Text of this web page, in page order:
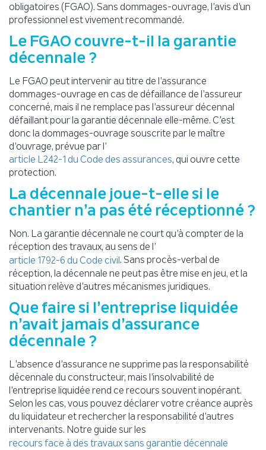
obligatoires (FGAO). Sans dommages-ouvrage, l’avis d’un
professionnel est vivement recommandé.
Le FGAO couvre-t-il la garantie
décennale ?
Le FGAO peut intervenir au titre de l’assurance
dommages-ouvrage en cas de défaillance de l’assureur
concerné, mais il ne remplace pas l’assureur décennal
défaillant pour la garantie décennale elle-même. C’est
donc la dommages-ouvrage souscrite par le maître
d’ouvrage, prévue par l’
article L242-1 du Code des assurances, qui ouvre cette
protection.
La décennale joue-t-elle si le
chantier n’a pas été réceptionné ?
Non. La garantie décennale ne court qu’à compter de la
réception des travaux, au sens de l’
article 1792-6 du Code civil . Sans procès-verbal de
réception, la décennale ne peut pas être mise en jeu, et la
situation relève d’autres mécanismes juridiques.
Que faire si l’entreprise liquidée
n’avait jamais d’assurance
décennale ?
L’absence d’assurance ne supprime pas la responsabilité
décennale du constructeur, mais l’insolvabilité de
l’entreprise liquidée rend ce recours souvent inopérant.
Selon les cas, vous pouvez déclarer votre créance auprès
du liquidateur et rechercher la responsabilité d’autres
intervenants. Notre guide sur les
recours face à des travaux sans garantie décennale